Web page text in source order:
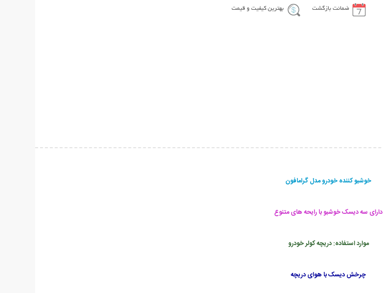
ضمانت بازگشت بهترین کیفیت و قیمت
خوشبو کننده خودرو مدل گرامافون
دارای سه دیسک خوشبو با رایحه های متنوع
موارد استفاده: دریچه کولر خودرو
چرخش دیسک با هوای دریچه